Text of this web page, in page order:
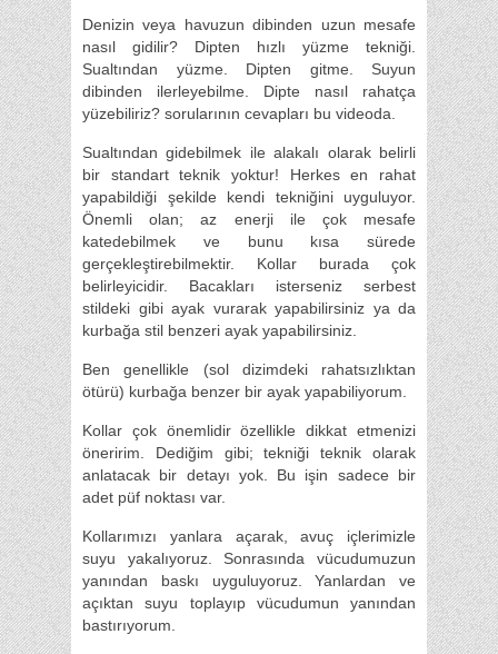
Denizin veya havuzun dibinden uzun mesafe
nasıl gidilir? Dipten hızlı yüzme tekniği.
Sualtından yüzme. Dipten gitme. Suyun
dibinden ilerleyebilme. Dipte nasıl rahatça
yüzebiliriz? sorularının cevapları bu videoda.
Sualtından gidebilmek ile alakalı olarak belirli
bir standart teknik yoktur! Herkes en rahat
yapabildiği şekilde kendi tekniğini uyguluyor.
Önemli olan; az enerji ile çok mesafe
katedebilmek ve bunu kısa sürede
gerçekleştirebilmektir. Kollar burada çok
belirleyicidir. Bacakları isterseniz serbest
stildeki gibi ayak vurarak yapabilirsiniz ya da
kurbağa stil benzeri ayak yapabilirsiniz.
Ben genellikle (sol dizimdeki rahatsızlıktan
ötürü) kurbağa benzer bir ayak yapabiliyorum.
Kollar çok önemlidir özellikle dikkat etmenizi
öneririm. Dediğim gibi; tekniği teknik olarak
anlatacak bir detayı yok. Bu işin sadece bir
adet püf noktası var.
Kollarımızı yanlara açarak, avuç içlerimizle
suyu yakalıyoruz. Sonrasında vücudumuzun
yanından baskı uyguluyoruz. Yanlardan ve
açıktan suyu toplayıp vücudumun yanından
bastırıyorum.